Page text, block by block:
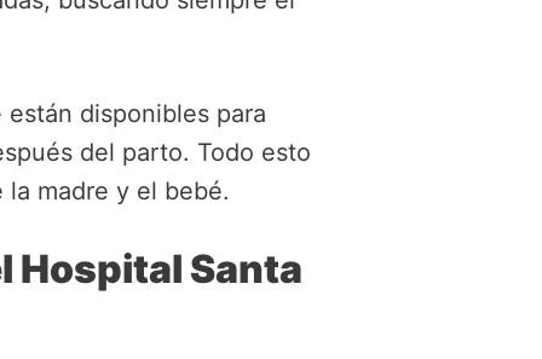
disponibles para
del parto. Todo esto
madre y el bebé.
Hospital Santa